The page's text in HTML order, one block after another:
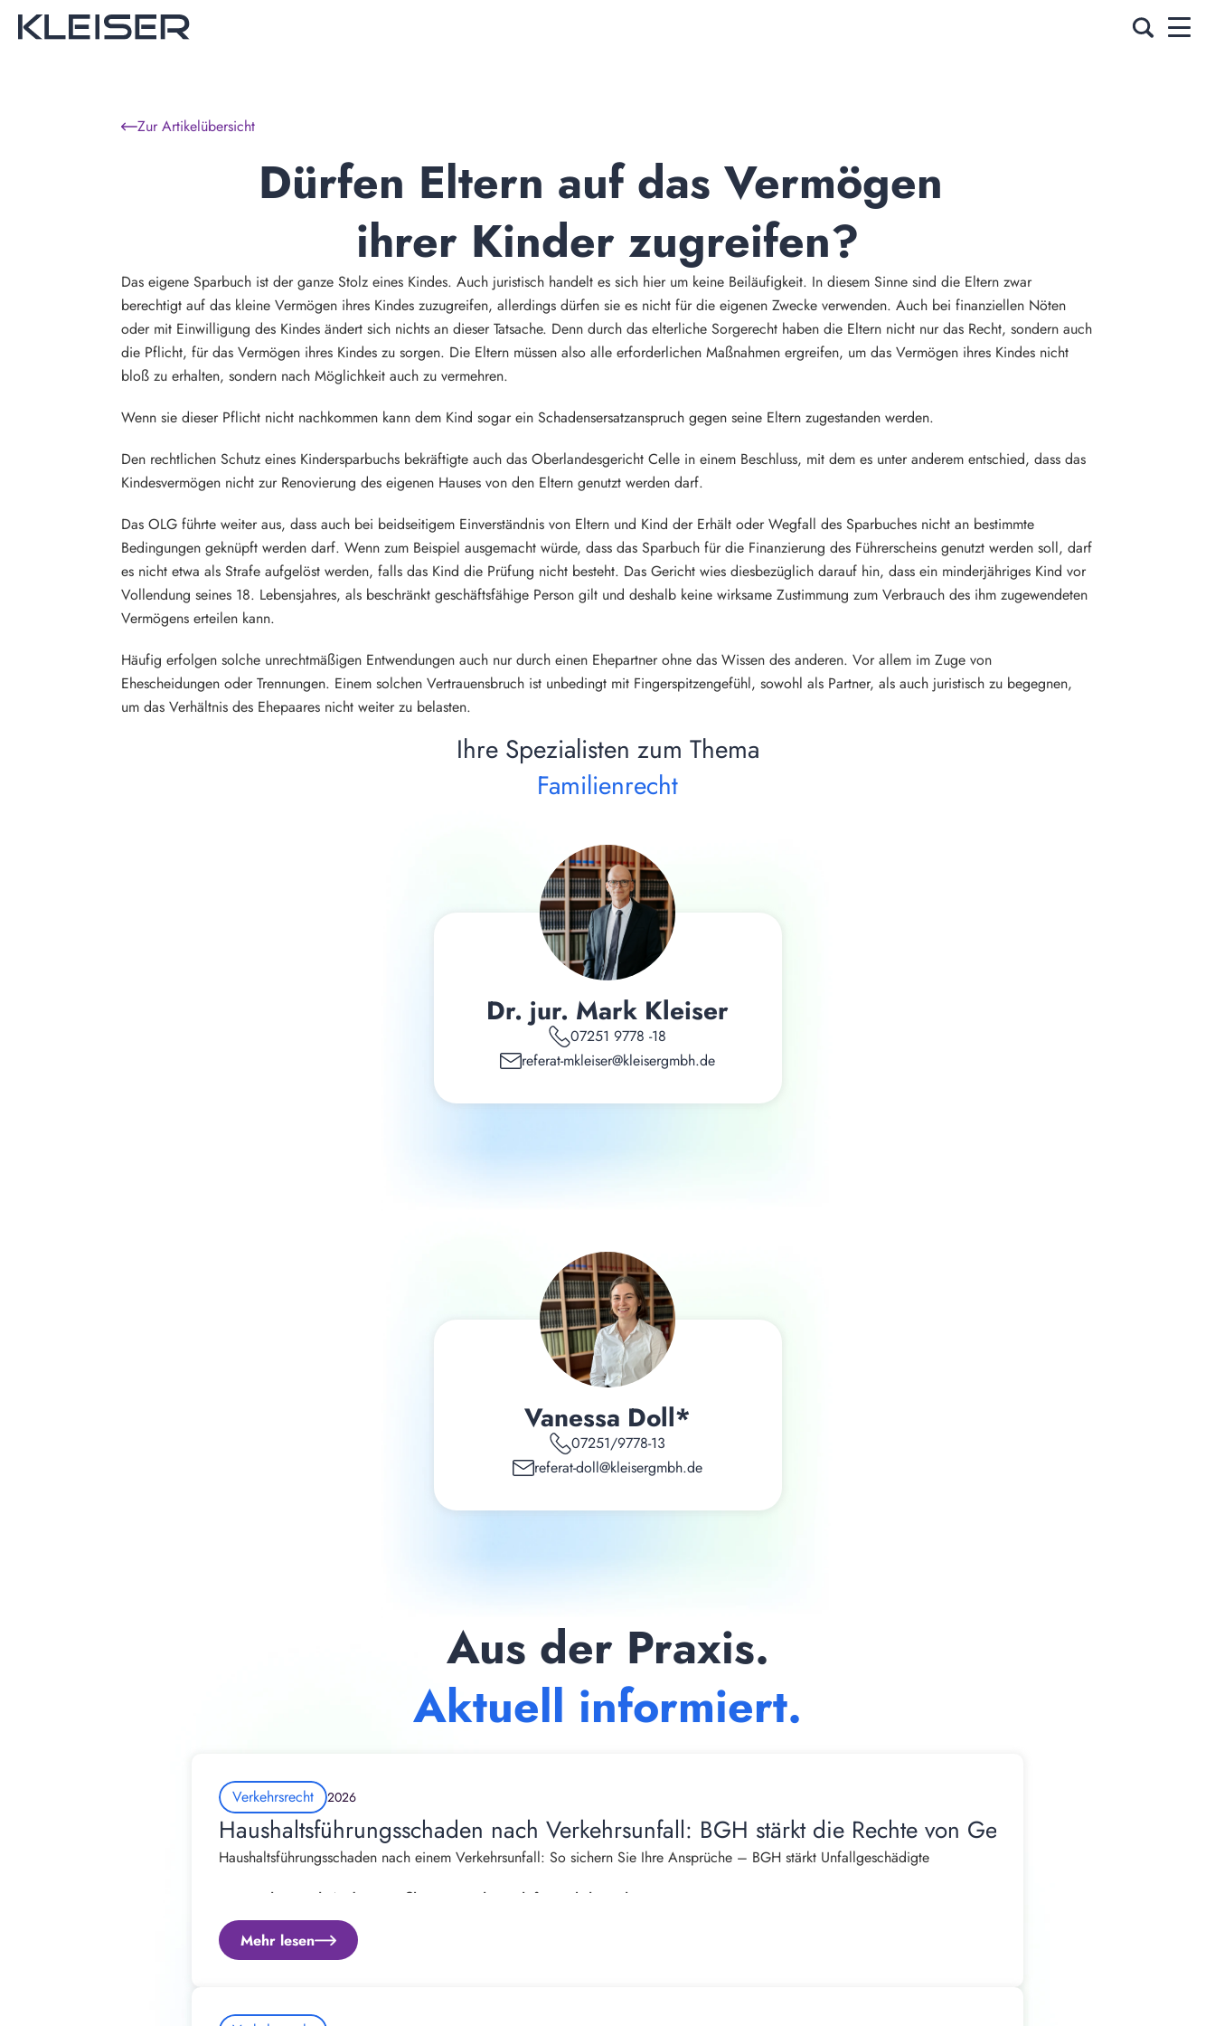
Zur Artikelübersicht
Dürfen Eltern auf das Vermögen
ihrer Kinder zugreifen?
Das eigene Sparbuch ist der ganze Stolz eines Kindes. Auch juristisch handelt es sich hier um keine Beiläufigkeit. In diesem Sinne sind die Eltern zwar
berechtigt auf das kleine Vermögen ihres Kindes zuzugreifen, allerdings dürfen sie es nicht für die eigenen Zwecke verwenden. Auch bei finanziellen Nöten
oder mit Einwilligung des Kindes ändert sich nichts an dieser Tatsache. Denn durch das elterliche Sorgerecht haben die Eltern nicht nur das Recht, sondern auch
die Pflicht, für das Vermögen ihres Kindes zu sorgen. Die Eltern müssen also alle erforderlichen Maßnahmen ergreifen, um das Vermögen ihres Kindes nicht
bloß zu erhalten, sondern nach Möglichkeit auch zu vermehren.
Wenn sie dieser Pflicht nicht nachkommen kann dem Kind sogar ein Schadensersatzanspruch gegen seine Eltern zugestanden werden.
Den rechtlichen Schutz eines Kindersparbuchs bekräftigte auch das Oberlandesgericht Celle in einem Beschluss, mit dem es unter anderem entschied, dass das
Kindesvermögen nicht zur Renovierung des eigenen Hauses von den Eltern genutzt werden darf.
Das OLG führte weiter aus, dass auch bei beidseitigem Einverständnis von Eltern und Kind der Erhält oder Wegfall des Sparbuches nicht an bestimmte
Bedingungen geknüpft werden darf. Wenn zum Beispiel ausgemacht würde, dass das Sparbuch für die Finanzierung des Führerscheins genutzt werden soll, darf
es nicht etwa als Strafe aufgelöst werden, falls das Kind die Prüfung nicht besteht. Das Gericht wies diesbezüglich darauf hin, dass ein minderjähriges Kind vor
Vollendung seines 18. Lebensjahres, als beschränkt geschäftsfähige Person gilt und deshalb keine wirksame Zustimmung zum Verbrauch des ihm zugewendeten
Vermögens erteilen kann.
Häufig erfolgen solche unrechtmäßigen Entwendungen auch nur durch einen Ehepartner ohne das Wissen des anderen. Vor allem im Zuge von
Ehescheidungen oder Trennungen. Einem solchen Vertrauensbruch ist unbedingt mit Fingerspitzengefühl, sowohl als Partner, als auch juristisch zu begegnen,
um das Verhältnis des Ehepaares nicht weiter zu belasten.
Ihre Spezialisten zum Thema
Familienrecht
Dr. jur. Mark Kleiser
07251 9778 -18
referat-mkleiser@kleisergmbh.de
Vanessa Doll*
07251/9778-13
referat-doll@kleisergmbh.de
Aus der Praxis.
Aktuell informiert.
Verkehrsrecht 2026
Haushaltsführungsschaden nach Verkehrsunfall: BGH stärkt die Rechte von Geschädigten
Haushaltsführungsschaden nach einem Verkehrsunfall: So sichern Sie Ihre Ansprüche – BGH stärkt Unfallgeschädigte
Von Rechtsanwalt Andrew Straßburger, Fachanwalt für Verkehrsrecht
Ein Verkehrsunfall verändert das Leben häufig von einem Tag auf den anderen. Neben Schmerzen, Arztterminen und der
Regulierung des Fahrzeugschadens tritt oft ein weiterer erheblicher Nachteil auf: Der eigene Haushalt kann nicht mehr wie
Mehr lesen